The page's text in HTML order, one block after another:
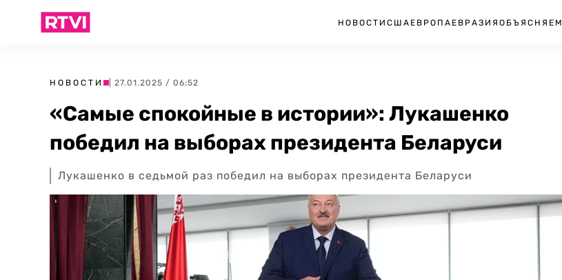
НОВОСТИ США ЕВРОПА ЕВРАЗИЯ ОБЪЯСНЯЕМ
НОВОСТИ | 27.01.2025 / 06:52
«Самые спокойные в истории»: Лукашенко
победил на выборах президента Беларуси
Лукашенко в седьмой раз победил на выборах президента Беларуси